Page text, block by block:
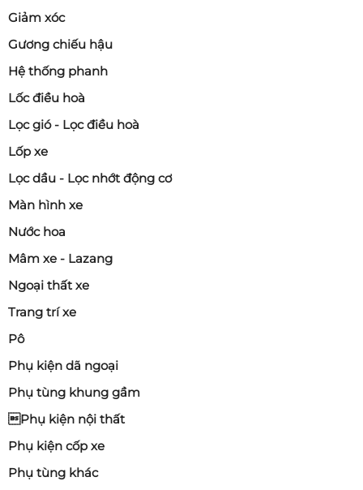
Giảm xóc
Gương chiếu hậu
Hệ thống phanh
Lốc điều hoà
Lọc gió - Lọc điều hoà
Lốp xe
Lọc dầu - Lọc nhớt động cơ
Màn hình xe
Nước hoa
Mâm xe - Lazang
Ngoại thất xe
Trang trí xe
Pô
Phụ kiện dã ngoại
Phụ tùng khung gầm
Phụ kiện nội thất
Phụ kiện cốp xe
Phụ tùng khác